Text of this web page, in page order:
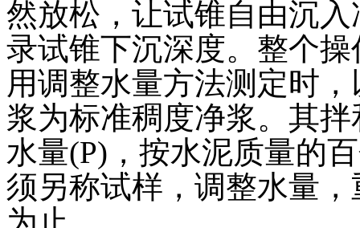
然放松，让试锥自由沉
录试锥下沉深度。整个
用调整水量方法测定时
浆为标准稠度净浆。其
水量(P)，按水泥质量的
须另称试样，调整水量
为止。